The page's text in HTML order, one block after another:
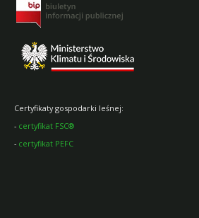
Certyfikaty gospodarki leśnej:
- certyfikat FSC®
- certyfikat PEFC